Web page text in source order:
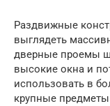
Раздвижные
выглядеть
дверные проемы
высокие окна и
использовать в
крупные